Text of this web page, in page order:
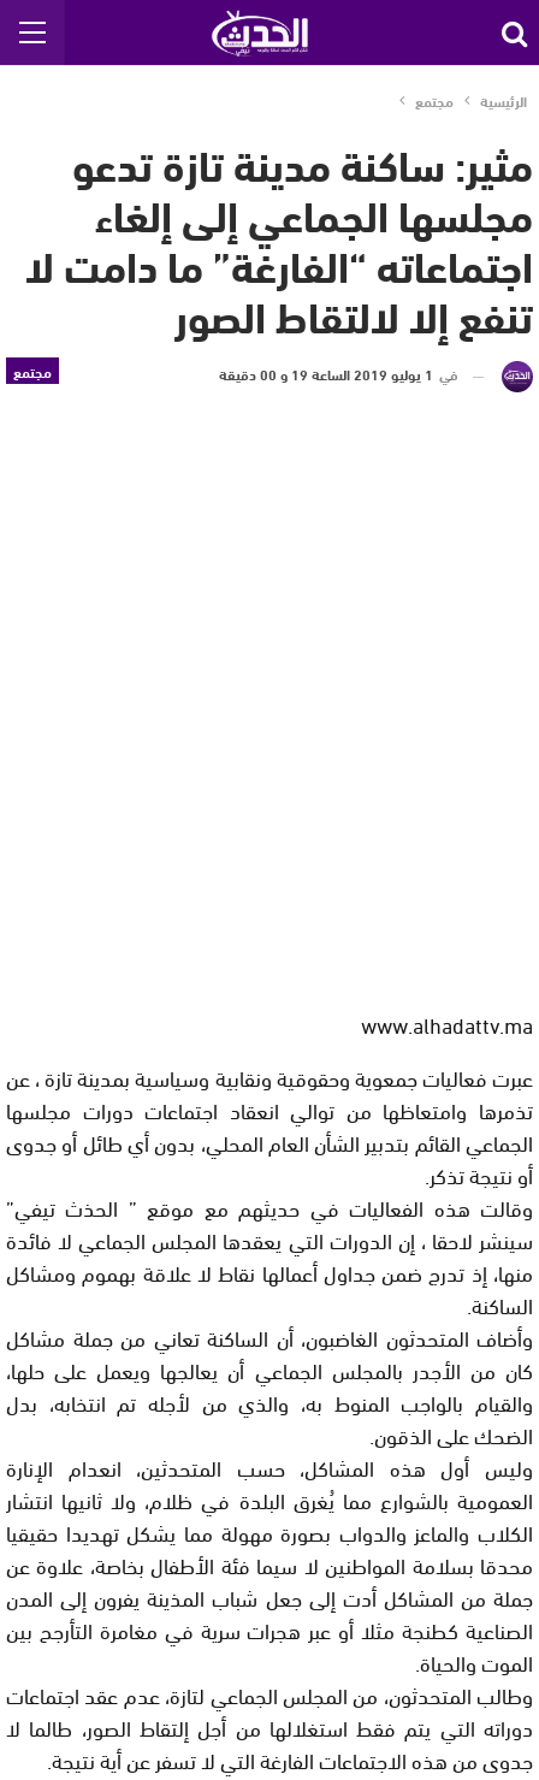
الرئيسية مجتمع
مثير: ساكنة مدينة تازة تدعو
مجلسها الجماعي إلى إلغاء
اجتماعاته “الفارغة” ما دامت لا
تنفع إلا لالتقاط الصور
مجتمع في 1 يوليو 2019 الساعة 19 و 00 دقيقة
www.alhadattv.ma
عبرت فعاليات جمعوية وحقوقية ونقابية وسياسية بمدينة تازة ، عن
تذمرها وامتعاظها من توالي انعقاد اجتماعات دورات مجلسها
الجماعي القائم بتدبير الشأن العام المحلي، بدون أي طائل أو جدوى
أو نتيجة تذكر.
وقالت هذه الفعاليات في حديثهم مع موقع ” الحذث تيفي”
سينشر لاحقا ، إن الدورات التي يعقدها المجلس الجماعي لا فائدة
منها، إذ تدرج ضمن جداول أعمالها نقاط لا علاقة بهموم ومشاكل
الساكنة.
وأضاف المتحدثون الغاضبون، أن الساكنة تعاني من جملة مشاكل
كان من الأجدر بالمجلس الجماعي أن يعالجها ويعمل على حلها،
والقيام بالواجب المنوط به، والذي من لأجله تم انتخابه، بدل
الضحك على الذقون.
وليس أول هذه المشاكل، حسب المتحدثين، انعدام الإنارة
العمومية بالشوارع مما يُغرق البلدة في ظلام، ولا ثانيها انتشار
الكلاب والماعز والدواب بصورة مهولة مما يشكل تهديدا حقيقيا
محدقا بسلامة المواطنين لا سيما فئة الأطفال بخاصة، علاوة عن
جملة من المشاكل أدت إلى جعل شباب المذينة يفرون إلى المدن
الصناعية كطنجة مثلا أو عبر هجرات سرية في مغامرة التأرجح بين
الموت والحياة.
وطالب المتحدثون، من المجلس الجماعي لتازة، عدم عقد اجتماعات
دوراته التي يتم فقط استغلالها من أجل إلتقاط الصور، طالما لا
جدوى من هذه الاجتماعات الفارغة التي لا تسفر عن أية نتيجة.